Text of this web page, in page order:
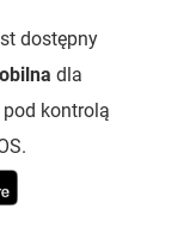
dostępny
dla
kontrolą